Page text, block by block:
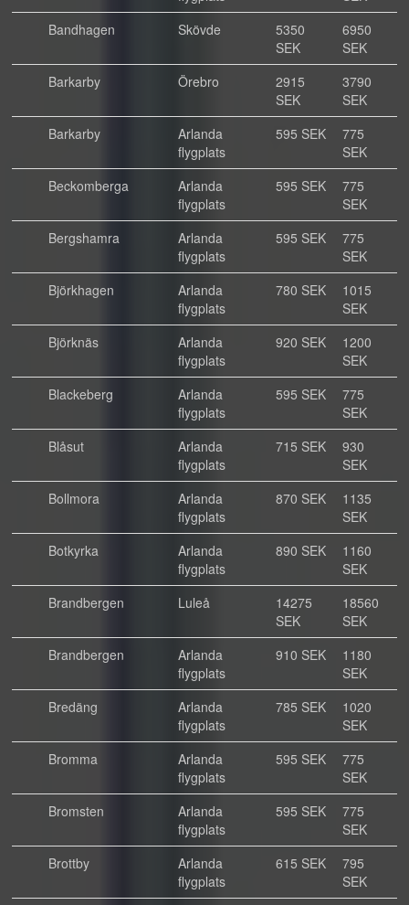
Bandhagen
Skövde
5350
SEK
6950
SEK
Barkarby
Örebro
2915
SEK
3790
SEK
Barkarby
Arlanda
flygplats
595 SEK
775
SEK
Beckomberga
Arlanda
flygplats
595 SEK
775
SEK
Bergshamra
Arlanda
flygplats
595 SEK
775
SEK
Björkhagen
Arlanda
flygplats
780 SEK
1015
SEK
Björknäs
Arlanda
flygplats
920 SEK
1200
SEK
Blackeberg
Arlanda
flygplats
595 SEK
775
SEK
Blåsut
Arlanda
flygplats
715 SEK
930
SEK
Bollmora
Arlanda
flygplats
870 SEK
1135
SEK
Botkyrka
Arlanda
flygplats
890 SEK
1160
SEK
Brandbergen
Luleå
14275
SEK
18560
SEK
Brandbergen
Arlanda
flygplats
910 SEK
1180
SEK
Bredäng
Arlanda
flygplats
785 SEK
1020
SEK
Bromma
Arlanda
flygplats
595 SEK
775
SEK
Bromsten
Arlanda
flygplats
595 SEK
775
SEK
Brottby
Arlanda
flygplats
615 SEK
795
SEK